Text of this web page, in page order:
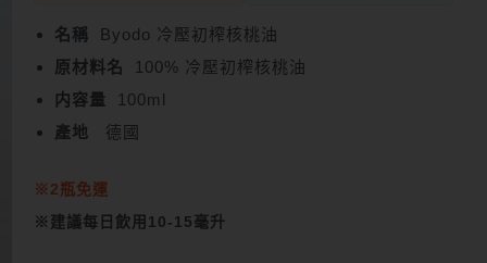
名稱 Byodo 冷壓初榨核桃油
原材料名 100% 冷壓初榨核桃油
内容量 100ml
產地
德國
※2瓶免運
※建議每日飲用10-15毫升